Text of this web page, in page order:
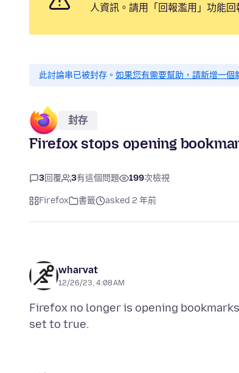
人資訊。請用「回報濫用」功能回
此討論串已被封存。 如果您有需要幫助，請新增一個
封存
Firefox stops opening
3回覆 3有這個問題 199次檢視
Firefox 書籤 asked 2 年前
wharvat
12/26/23, 4:08 AM
Firefox no longer is opening